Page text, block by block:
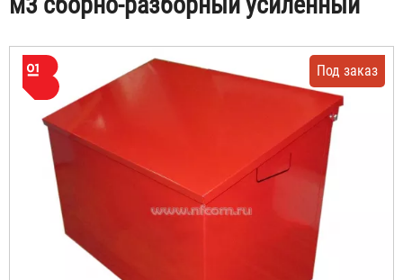
Под заказ